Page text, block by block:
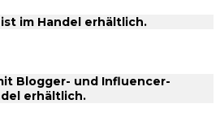
im Handel erhältlich.
Blogger- und Influencer-
erhältlich.